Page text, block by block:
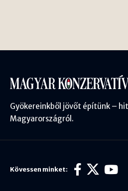
Gyökereinkből jövőt építünk –
Magyarországról.
Kövessen minket: